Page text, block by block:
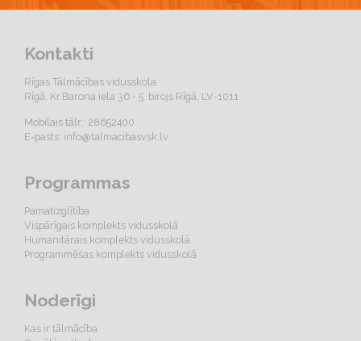
Kontakti
Rīgas Tālmācības vidusskola
Rīgā, Kr.Barona iela 36 - 5. birojs Rīgā, LV-1011
Mobilais tālr.: 28652400
E-pasts: info@talmacibasvsk.lv
Programmas
Pamatizglītība
Vispārīgais komplekts vidusskolā
Humanitārais komplekts vidusskolā
Programmēšas komplekts vidusskolā
Noderīgi
Kas ir tālmācība